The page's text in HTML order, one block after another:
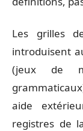
Les grilles
introduisent
(jeux de
aide
registres de